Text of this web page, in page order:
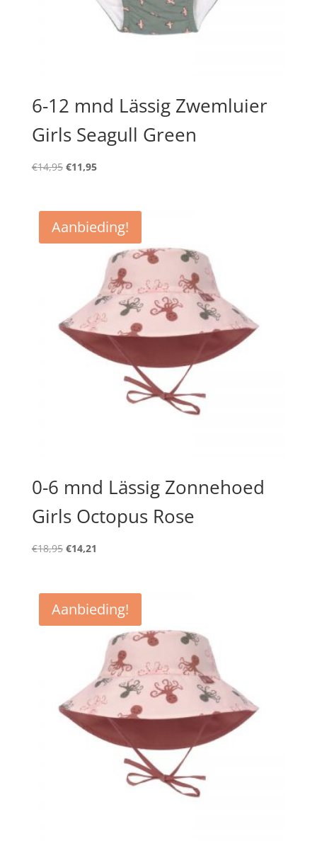
6-12 mnd Lässig Zwemluier
Girls Seagull Green
€14,95 Oorspronkelijke
€14,95.
€11,95Huidige
€11,95.
Aanbieding!
0-6 mnd Lässig Zonnehoed
Girls Octopus Rose
€18,95 Oorspronkelijke
€18,95.
€14,21
€14,21.
Aanbieding!